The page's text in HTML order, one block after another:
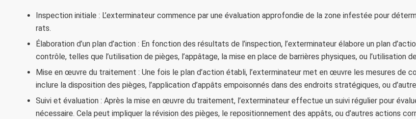
Inspection initiale : L’exterminateur commence par une évaluation approfondie de la zone infestée pour
rats.
Élaboration d’un plan d’action : En fonction des résultats de l’inspection, l’exterminateur élabore un plan
contrôle, telles que l’utilisation de pièges, l’appâtage, la mise en place de barrières physiques, ou l’utilisation
Mise en œuvre du traitement : Une fois le plan d’action établi, l’exterminateur met en œuvre les mesures de
inclure la disposition des pièges, l’application d’appâts empoisonnés dans des endroits stratégiques, ou
Suivi et évaluation : Après la mise en œuvre du traitement, l’exterminateur effectue un suivi régulier pour
nécessaire. Cela peut impliquer la révision des pièges, le repositionnement des appâts, ou d’autres actions